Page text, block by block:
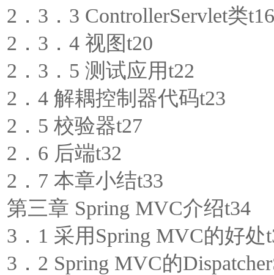
2．3．3 ControllerServlet类t16
2．3．4 视图t20
2．3．5 测试应用t22
2．4 解耦控制器代码t23
2．5 校验器t27
2．6 后端t32
2．7 本章小结t33
第三章 Spring MVC介绍t34
3．1 采用Spring MVC的好处
3．2 Spring MVC的